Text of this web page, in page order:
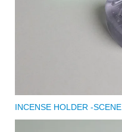
INCENSE HOLDER -SCENE